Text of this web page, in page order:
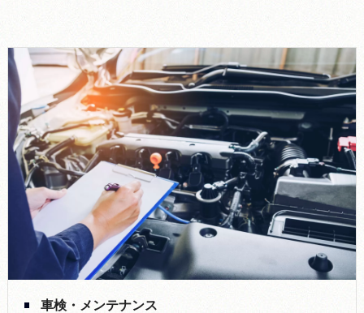
車検・メンテナンス